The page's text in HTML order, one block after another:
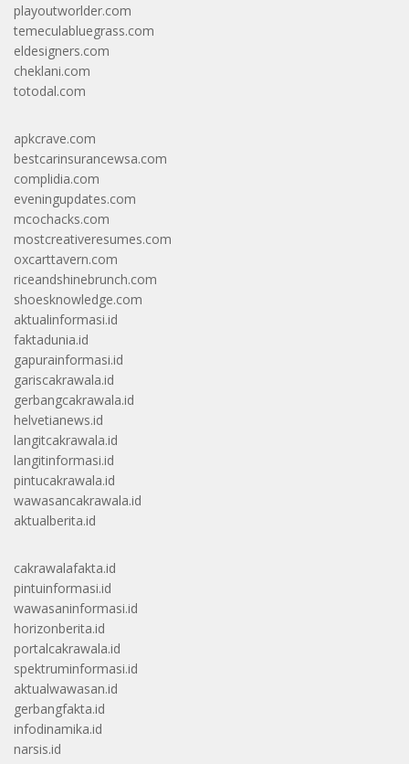
playoutworlder.com
temeculabluegrass.com
eldesigners.com
cheklani.com
totodal.com
apkcrave.com
bestcarinsurancewsa.com
complidia.com
eveningupdates.com
mcochacks.com
mostcreativeresumes.com
oxcarttavern.com
riceandshinebrunch.com
shoesknowledge.com
aktualinformasi.id
faktadunia.id
gapurainformasi.id
gariscakrawala.id
gerbangcakrawala.id
helvetianews.id
langitcakrawala.id
langitinformasi.id
pintucakrawala.id
wawasancakrawala.id
aktualberita.id
cakrawalafakta.id
pintuinformasi.id
wawasaninformasi.id
horizonberita.id
portalcakrawala.id
spektruminformasi.id
aktualwawasan.id
gerbangfakta.id
infodinamika.id
narsis.id